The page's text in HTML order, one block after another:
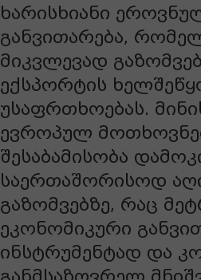
ხარისხიანი
განვითარება,
მიკვლევად
ექსპორტის
უსაფრთხოებას.
ევროპულ
შესაბამისობა
საერთაშორისოდ
გაზომვებზე, რაც
ეკონომიკური
ინსტრუმენტად და